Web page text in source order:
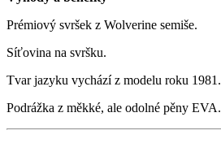
Prémiový svršek z Wolverine semiše.
Síťovina na svršku.
Tvar jazyku vychází z modelu roku 1981.
Podrážka z měkké, ale odolné pěny EVA.